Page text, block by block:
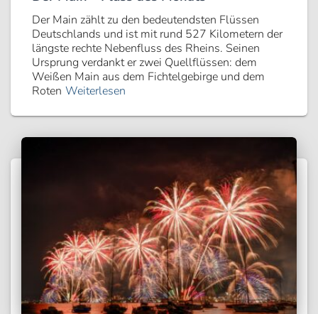
Der Main zählt zu den bedeutendsten Flüssen
Deutschlands und ist mit rund 527 Kilometern der
längste rechte Nebenfluss des Rheins. Seinen
Ursprung verdankt er zwei Quellflüssen: dem
Weißen Main aus dem Fichtelgebirge und dem
Roten Weiterlesen